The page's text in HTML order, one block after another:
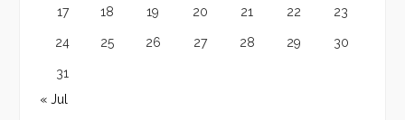
17 18 19 20 21 22 23
24 25 26 27 28 29 30
31
« Jul